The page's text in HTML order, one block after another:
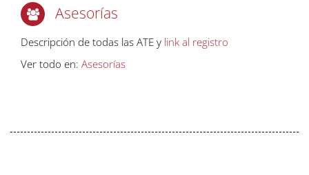
Asesorías
Descripción de todas las ATE y link al registro
Ver todo en: Asesorías